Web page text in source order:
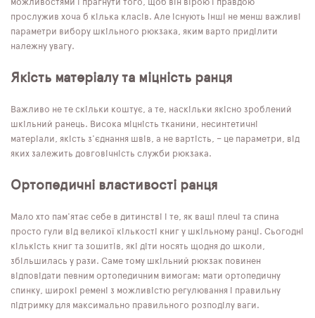
можливостями і прагнути того, щоб він вірою і правдою
прослужив хоча б кілька класів. Але існують інші не менш важливі
параметри вибору шкільного рюкзака, яким варто приділити
належну увагу.
Якість матеріалу та міцність ранця
Важливо не те скільки коштує, а те, наскільки якісно зроблений
шкільний ранець. Висока міцність тканини, несинтетичні
матеріали, якість з'єднання швів, а не вартість, – це параметри, від
яких залежить довговічність служби рюкзака.
Ортопедичні властивості ранця
Мало хто пам'ятає себе в дитинстві і те, як ваші плечі та спина
просто гули від великої кількості книг у шкільному ранці. Сьогодні
кількість книг та зошитів, які діти носять щодня до школи,
збільшилась у рази. Саме тому шкільний рюкзак повинен
відповідати певним ортопедичним вимогам: мати ортопедичну
спинку, широкі ремені з можливістю регулювання і правильну
підтримку для максимально правильного розподілу ваги.